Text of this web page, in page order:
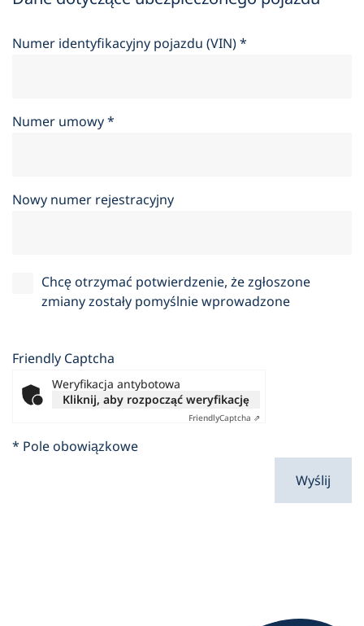
Numer identyfikacyjny pojazdu (VIN)*
Numer umowy*
Nowy numer rejestracyjny
Chcę otrzymać potwierdzenie, że zgłoszone
zmiany zostały pomyślnie wprowadzone
Friendly Captcha
Weryfikacja antybotowa
Kliknij, aby rozpocząć weryfikację
FriendlyCaptcha ⇗
* Pole obowiązkowe
Wyślij